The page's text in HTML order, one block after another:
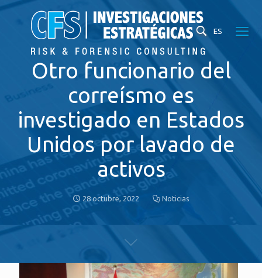
ES
Otro funcionario del
correísmo es
investigado en Estados
Unidos por lavado de
activos
28 octubre, 2022 Noticias